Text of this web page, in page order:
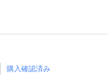
購入確認済み